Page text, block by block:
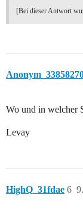
[Bei dieser Antwort
Wo und in welcher
Levay
HighQ_31fdae 6